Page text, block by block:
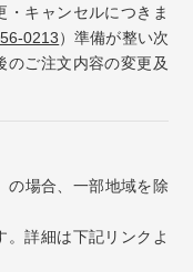
・キャンセルにつきま
0213）準備が整い次
のご注文内容の変更及
の場合、一部地域を除
詳細は下記リンクよ